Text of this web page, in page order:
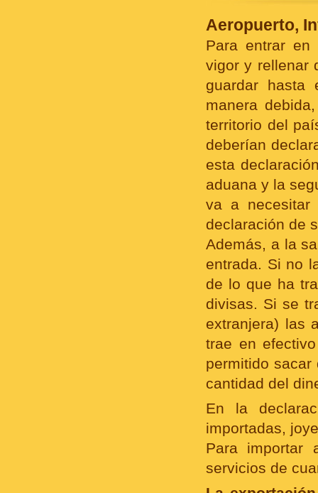
Aeropuerto,
Para entrar en
vigor y rellenar
guardar hasta
manera
territorio del
deberían
esta
aduana y la
va a necesitar
declaración de
Además, a la
entrada. Si no
de lo que ha
divisas. Si se
extranjera) las
trae en
permitido
cantidad del
En la
importadas,
Para importar
servicios de